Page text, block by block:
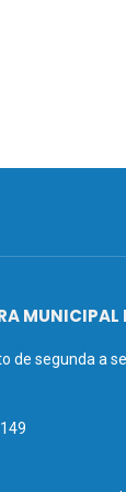
MUNICIPAL
de segunda a